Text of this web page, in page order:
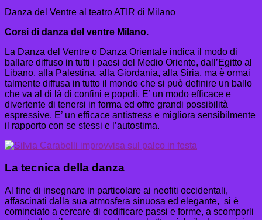
Danza del Ventre al teatro ATIR di Milano
Corsi di danza del ventre Milano.
La Danza del Ventre o Danza Orientale indica il modo di
ballare diffuso in tutti i paesi del Medio Oriente, dall’Egitto al
Libano, alla Palestina, alla Giordania, alla Siria, ma è ormai
talmente diffusa in tutto il mondo che si può definire un ballo
che va al di là di confini e popoli. E’ un modo efficace e
divertente di tenersi in forma ed offre grandi possibilità
espressive. E’ un efficace antistress e migliora sensibilmente
il rapporto con se stessi e l’autostima.
La tecnica della danza
Al fine di insegnare in particolare ai neofiti occidentali,
affascinati dalla sua atmosfera sinuosa ed elegante, si è
cominciato a cercare di codificare passi e forme, a scomporli